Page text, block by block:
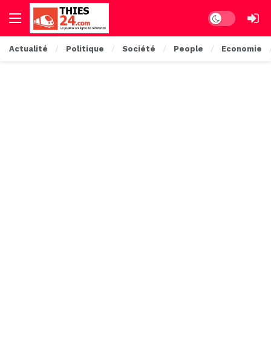
Dark mode
Actualité Politique Société People Economie